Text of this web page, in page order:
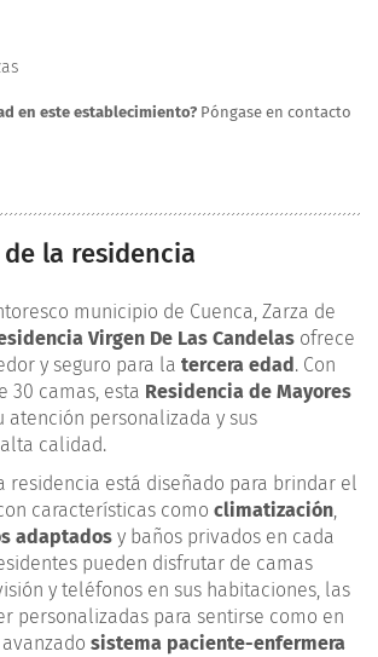
en este establecimiento? Póngase en contacto
la residencia
municipio de Cuenca, Zarza de
Virgen De Las Candelas ofrece
y seguro para la tercera edad . Con
30 camas, esta Residencia de Mayores
atención personalizada y sus
calidad.
residencia está diseñado para brindar el
características como climatización,
adaptados y baños privados en cada
pueden disfrutar de camas
y teléfonos en sus habitaciones, las
personalizadas para sentirse como en
sistema paciente-enfermera